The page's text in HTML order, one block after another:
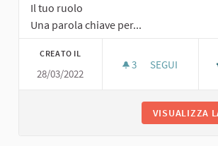
Il tuo ruolo
Una parola chiave per...
CREATO IL
28/03/2022
3 3 SOSTENITORI
SEGUI
VISUALIZZA